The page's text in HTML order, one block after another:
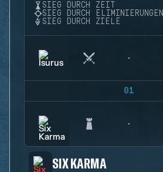
SIEG DURCH ZEIT
SIEG DURCH ELIMINIERUNGEN
SIEG DURCH ZIELE
01
SIX KARMA